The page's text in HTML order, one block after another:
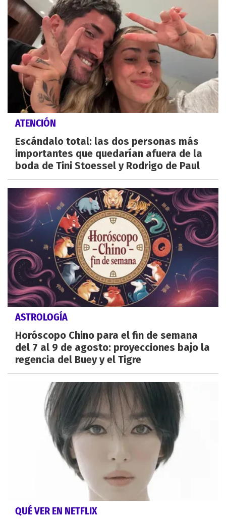
ATENCIÓN
Escándalo total: las dos personas más
importantes que quedarían afuera de la
boda de Tini Stoessel y Rodrigo de Paul
ASTROLOGÍA
Horóscopo Chino para el fin de semana
del 7 al 9 de agosto: proyecciones bajo la
regencia del Buey y el Tigre
QUÉ VER EN NETFLIX